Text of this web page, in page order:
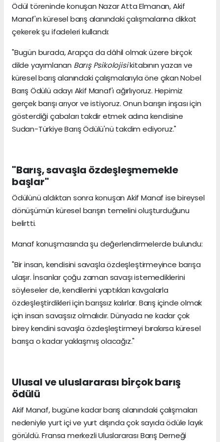
Ödül töreninde konuşan Nazar Atta Elmanan, Akif
Manaf'ın küresel barış alanındaki çalışmalarına dikkat
çekerek şu ifadeleri kullandı:
"Bugün burada, Arapça da dâhil olmak üzere birçok
dilde yayımlanan Barış Psikolojisikitabının yazarı ve
küresel barış alanındaki çalışmalarıyla öne çıkan Nobel
Barış Ödülü adayı Akif Manaf'ı ağırlıyoruz. Hepimiz
gerçek barışı arıyor ve istiyoruz. Onun barışın inşası için
gösterdiği çabaları takdir etmek adına kendisine
Sudan-Türkiye Barış Ödülü'nü takdim ediyoruz."
"Barış, savaşla özdeşleşmemekle
başlar"
Ödülünü aldıktan sonra konuşan Akif Manaf ise bireysel
dönüşümün küresel barışın temelini oluşturduğunu
belirtti.
Manaf konuşmasında şu değerlendirmelerde bulundu:
"Bir insan, kendisini savaşla özdeşleştirmeyince barışa
ulaşır. İnsanlar çoğu zaman savaşı istemediklerini
söyleseler de, kendilerini yaptıkları kavgalarla
özdeşleştirdikleri için barışsız kalırlar. Barış içinde olmak
için insan savaşsız olmalıdır. Dünyada ne kadar çok
birey kendini savaşla özdeşleştirmeyi bırakırsa küresel
barışa o kadar yaklaşmış olacağız."
Ulusal ve uluslararası birçok barış
ödülü
Akif Manaf, bugüne kadar barış alanındaki çalışmaları
nedeniyle yurt içi ve yurt dışında çok sayıda ödüle layık
görüldü. Fransa merkezli Uluslararası Barış Derneği